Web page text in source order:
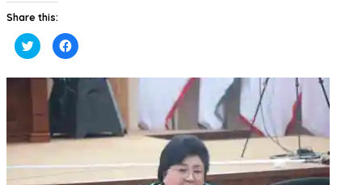
Share this:
Klik
untuk
berbagi
Twitter(Membuka
jendela
Klik
untuk
Facebook(Membuka
di